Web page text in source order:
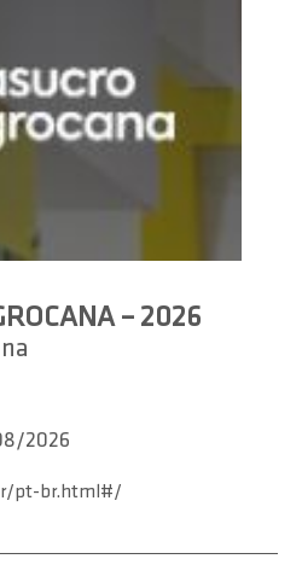
– 2026
2026
pt-br.html#/